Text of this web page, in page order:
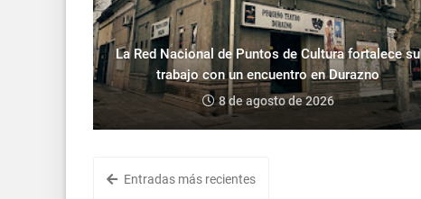
La Red Nacional de Puntos de Cultura fortalece su
trabajo con un encuentro en Durazno
8 de agosto de 2026
Entradas más recientes